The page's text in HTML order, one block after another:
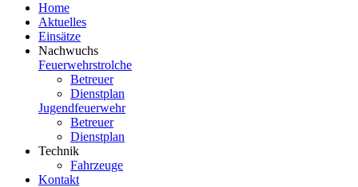
Home
Aktuelles
Einsätze
Nachwuchs
Feuerwehrstrolche
Betreuer
Dienstplan
Jugendfeuerwehr
Betreuer
Dienstplan
Technik
Fahrzeuge
Kontakt